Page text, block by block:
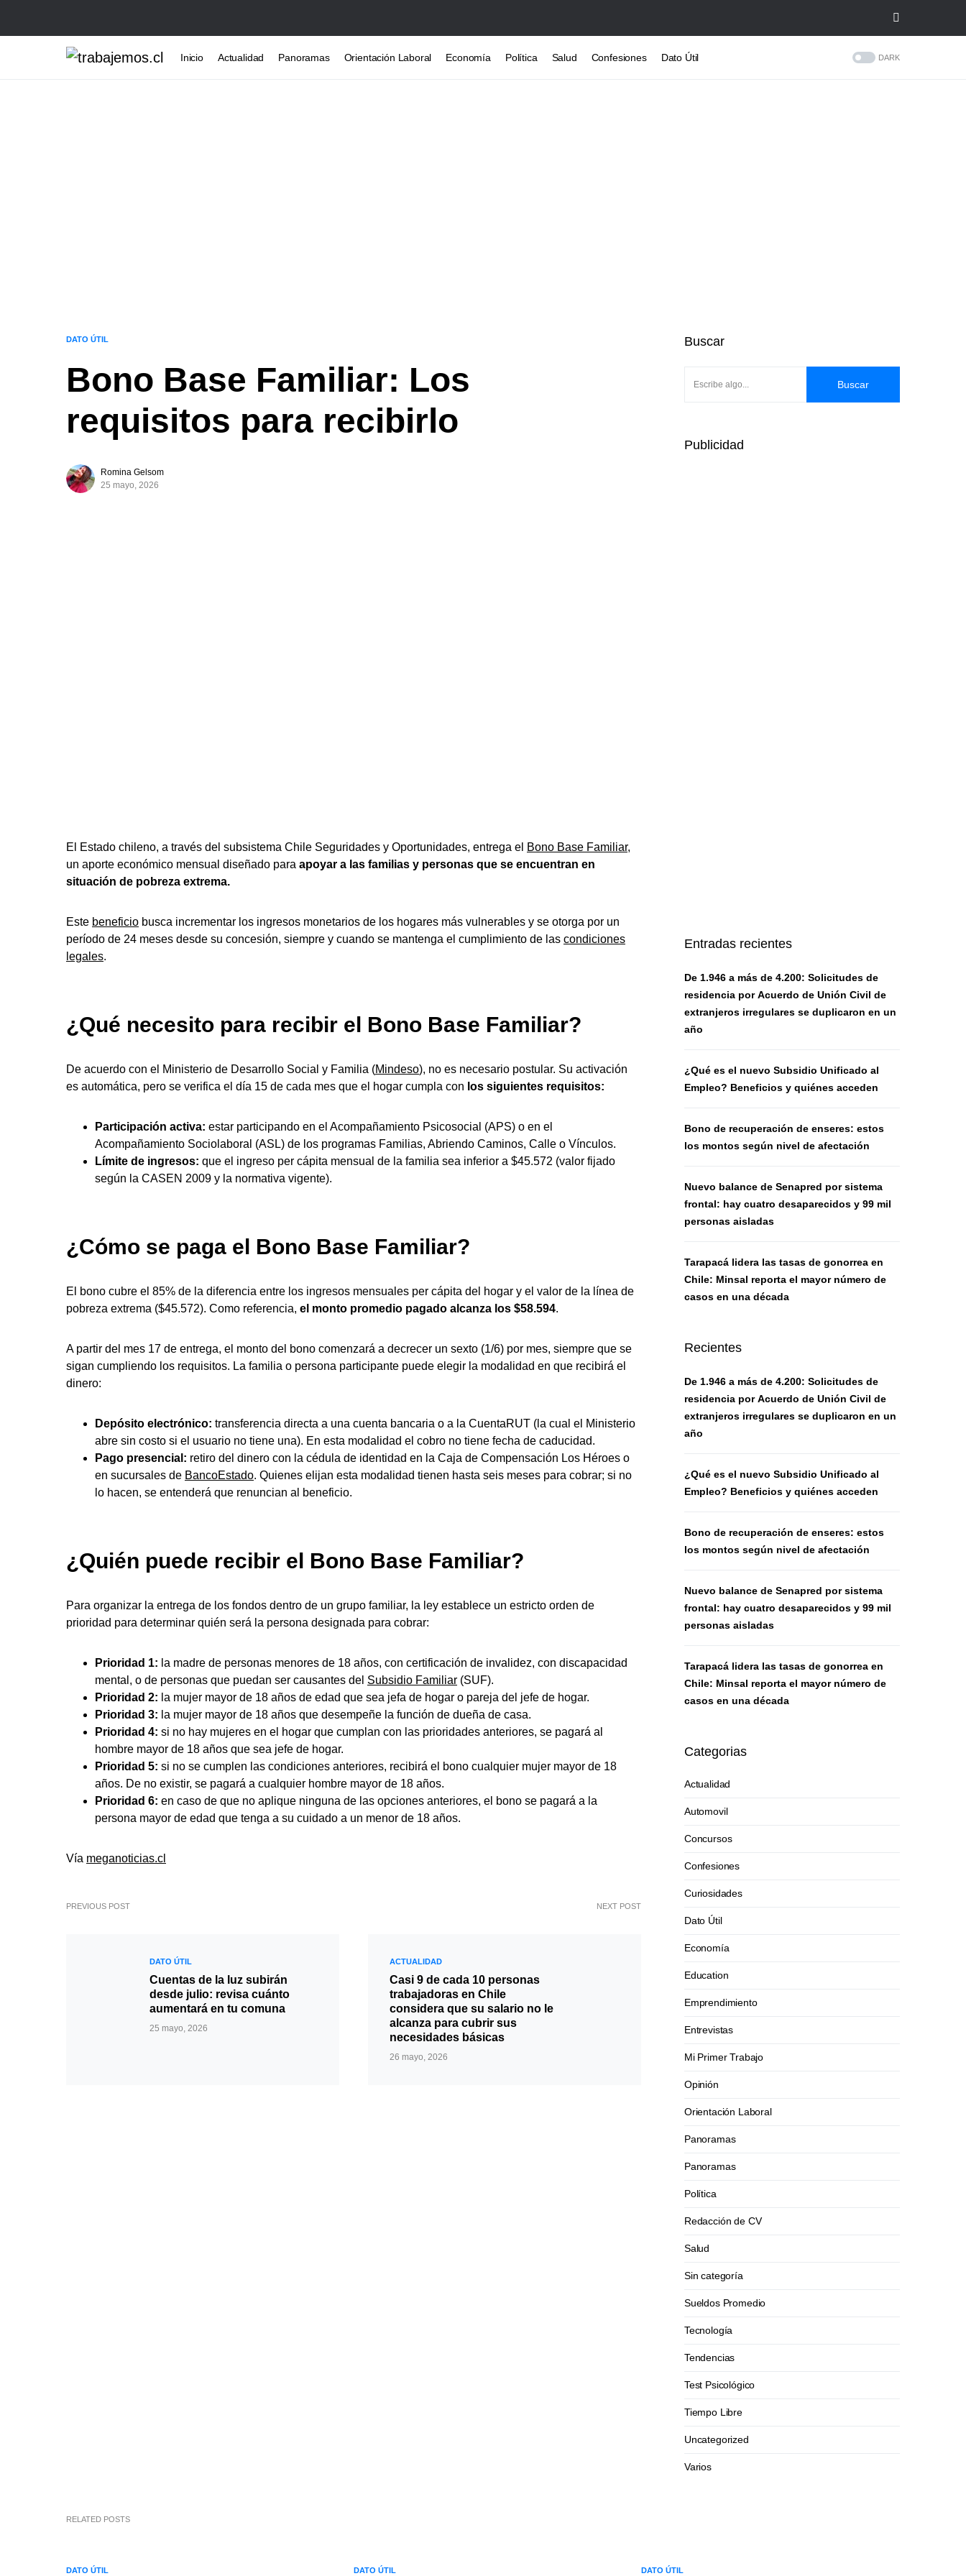
Inicio Actualidad Panoramas Orientación Laboral Economía Política Salud Confesiones Dato Útil DARK
DATO ÚTIL
Bono Base Familiar: Los
requisitos para recibirlo
Romina Gelsom
25 mayo, 2026
El Estado chileno, a través del subsistema Chile Seguridades y Oportunidades, entrega el Bono Base Familiar,
un aporte económico mensual diseñado para apoyar a las familias y personas que se encuentran en
situación de pobreza extrema.
Este beneficio busca incrementar los ingresos monetarios de los hogares más vulnerables y se otorga por un
período de 24 meses desde su concesión, siempre y cuando se mantenga el cumplimiento de las condiciones
legales.
¿Qué necesito para recibir el Bono Base Familiar?
De acuerdo con el Ministerio de Desarrollo Social y Familia (Mindeso), no es necesario postular. Su activación
es automática, pero se verifica el día 15 de cada mes que el hogar cumpla con los siguientes requisitos:
Participación activa: estar participando en el Acompañamiento Psicosocial (APS) o en el
Acompañamiento Sociolaboral (ASL) de los programas Familias, Abriendo Caminos, Calle o Vínculos.
Límite de ingresos: que el ingreso per cápita mensual de la familia sea inferior a $45.572 (valor fijado
según la CASEN 2009 y la normativa vigente).
¿Cómo se paga el Bono Base Familiar?
El bono cubre el 85% de la diferencia entre los ingresos mensuales per cápita del hogar y el valor de la línea de
pobreza extrema ($45.572). Como referencia, el monto promedio pagado alcanza los $58.594.
A partir del mes 17 de entrega, el monto del bono comenzará a decrecer un sexto (1/6) por mes, siempre que se
sigan cumpliendo los requisitos. La familia o persona participante puede elegir la modalidad en que recibirá el
dinero:
Depósito electrónico: transferencia directa a una cuenta bancaria o a la CuentaRUT (la cual el Ministerio
abre sin costo si el usuario no tiene una). En esta modalidad el cobro no tiene fecha de caducidad.
Pago presencial: retiro del dinero con la cédula de identidad en la Caja de Compensación Los Héroes o
en sucursales de BancoEstado. Quienes elijan esta modalidad tienen hasta seis meses para cobrar; si no
lo hacen, se entenderá que renuncian al beneficio.
¿Quién puede recibir el Bono Base Familiar?
Para organizar la entrega de los fondos dentro de un grupo familiar, la ley establece un estricto orden de
prioridad para determinar quién será la persona designada para cobrar:
Prioridad 1: la madre de personas menores de 18 años, con certificación de invalidez, con discapacidad
mental, o de personas que puedan ser causantes del Subsidio Familiar (SUF).
Prioridad 2: la mujer mayor de 18 años de edad que sea jefa de hogar o pareja del jefe de hogar.
Prioridad 3: la mujer mayor de 18 años que desempeñe la función de dueña de casa.
Prioridad 4: si no hay mujeres en el hogar que cumplan con las prioridades anteriores, se pagará al
hombre mayor de 18 años que sea jefe de hogar.
Prioridad 5: si no se cumplen las condiciones anteriores, recibirá el bono cualquier mujer mayor de 18
años. De no existir, se pagará a cualquier hombre mayor de 18 años.
Prioridad 6: en caso de que no aplique ninguna de las opciones anteriores, el bono se pagará a la
persona mayor de edad que tenga a su cuidado a un menor de 18 años.
Vía meganoticias.cl
PREVIOUS POST
DATO ÚTIL
Cuentas de la luz subirán
desde julio: revisa cuánto
aumentará en tu comuna
25 mayo, 2026
NEXT POST
ACTUALIDAD
Casi 9 de cada 10 personas
trabajadoras en Chile
considera que su salario no le
alcanza para cubrir sus
necesidades básicas
26 mayo, 2026
Buscar
Buscar
Publicidad
Entradas recientes
De 1.946 a más de 4.200: Solicitudes de
residencia por Acuerdo de Unión Civil de
extranjeros irregulares se duplicaron en un
año
¿Qué es el nuevo Subsidio Unificado al
Empleo? Beneficios y quiénes acceden
Bono de recuperación de enseres: estos
los montos según nivel de afectación
Nuevo balance de Senapred por sistema
frontal: hay cuatro desaparecidos y 99 mil
personas aisladas
Tarapacá lidera las tasas de gonorrea en
Chile: Minsal reporta el mayor número de
casos en una década
Recientes
De 1.946 a más de 4.200: Solicitudes de
residencia por Acuerdo de Unión Civil de
extranjeros irregulares se duplicaron en un
año
¿Qué es el nuevo Subsidio Unificado al
Empleo? Beneficios y quiénes acceden
Bono de recuperación de enseres: estos
los montos según nivel de afectación
Nuevo balance de Senapred por sistema
frontal: hay cuatro desaparecidos y 99 mil
personas aisladas
Tarapacá lidera las tasas de gonorrea en
Chile: Minsal reporta el mayor número de
casos en una década
Categorias
Actualidad
Automovil
Concursos
Confesiones
Curiosidades
Dato Útil
Economía
Education
Emprendimiento
Entrevistas
Mi Primer Trabajo
Opinión
Orientación Laboral
Panoramas
Panoramas
Política
Redacción de CV
Salud
Sin categoría
Sueldos Promedio
Tecnología
Tendencias
Test Psicológico
Tiempo Libre
Uncategorized
Varios
RELATED POSTS
DATO ÚTIL DATO ÚTIL DATO ÚTIL